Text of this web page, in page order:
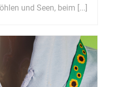
und Seen, beim [...]